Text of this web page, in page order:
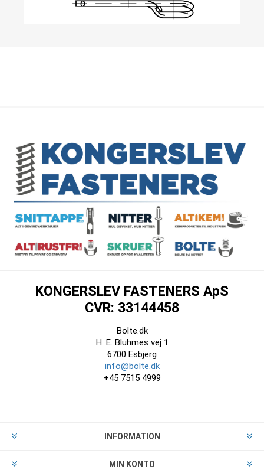
KONGERSLEV FASTENERS ApS
CVR: 33144458
Bolte.dk
H. E. Bluhmes vej 1
6700 Esbjerg
info@bolte.dk
+45 7515 4999
INFORMATION
MIN KONTO